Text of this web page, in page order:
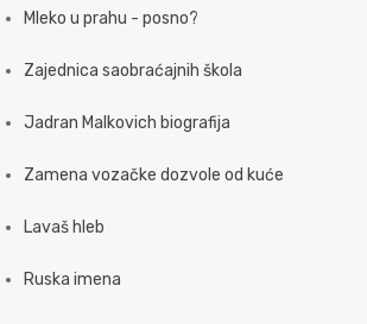
Mleko u prahu - posno?
Zajednica saobraćajnih škola
Jadran Malkovich biografija
Zamena vozačke dozvole od kuće
Lavaš hleb
Ruska imena